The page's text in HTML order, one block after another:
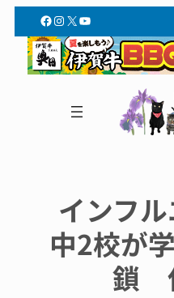
Facebook
Instagram
X YouTube
インフ
中2校が
鎖